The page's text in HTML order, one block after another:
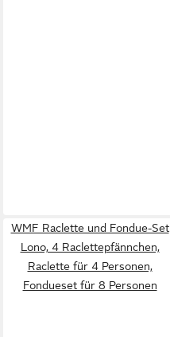
WMF Raclette und Fondue-Set
Lono, 4 Raclettepfännchen,
Raclette für 4 Personen,
Fondueset für 8 Personen